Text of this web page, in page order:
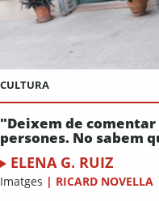
CULTURA
"Deixem de comentar
persones. No sabem
ELENA G. RUIZ
Imatges | RICARD NOVELLA